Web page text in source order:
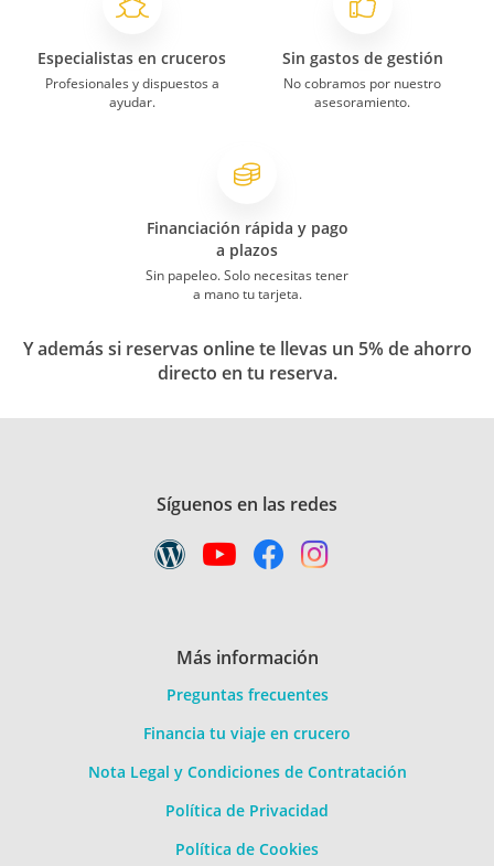
Especialistas en cruceros
Profesionales y dispuestos a
ayudar.
Sin gastos de gestión
No cobramos por nuestro
asesoramiento.
Financiación rápida y pago
a plazos
Sin papeleo. Solo necesitas tener
a mano tu tarjeta.
Y además si reservas online te llevas un 5% de ahorro
directo en tu reserva.
Síguenos en las redes
Más información
Preguntas frecuentes
Financia tu viaje en crucero
Nota Legal y Condiciones de Contratación
Política de Privacidad
Política de Cookies